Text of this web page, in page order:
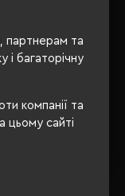
партнерам та
і багаторічну
компанії та
цьому сайті